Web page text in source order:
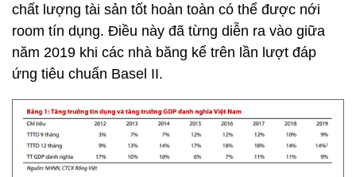
chất lượng tài sản tốt hoàn toàn có thể được nới
room tín dụng. Điều này đã từng diễn ra vào giữa
năm 2019 khi các nhà băng kể trên lần lượt đáp
ứng tiêu chuẩn Basel II.